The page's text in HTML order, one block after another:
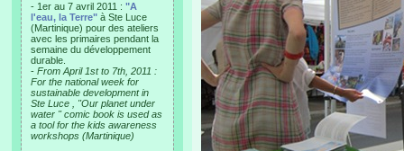
- 1er au 7 avril 2011 : "A
l'eau, la Terre" à Ste Luce
(Martinique) pour des ateliers
avec les primaires pendant la
semaine du développement
durable.
- From April 1st to 7th, 2011 :
For the national week for
sustainable development in
Ste Luce , "Our planet under
water " comic book is used as
a tool for the kids awareness
workshops (Martinique)